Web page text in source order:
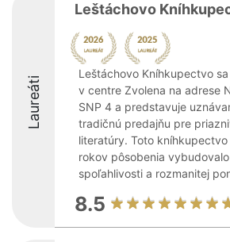
Laureáti
Leštáchovo
Leštáchovo Kníhkupectvo
v centre Zvolena na adrese
SNP 4 a predstavuje
tradičnú predajňu pre
literatúry. Toto
rokov pôsobenia
spoľahlivosti a rozmanitej
8.5